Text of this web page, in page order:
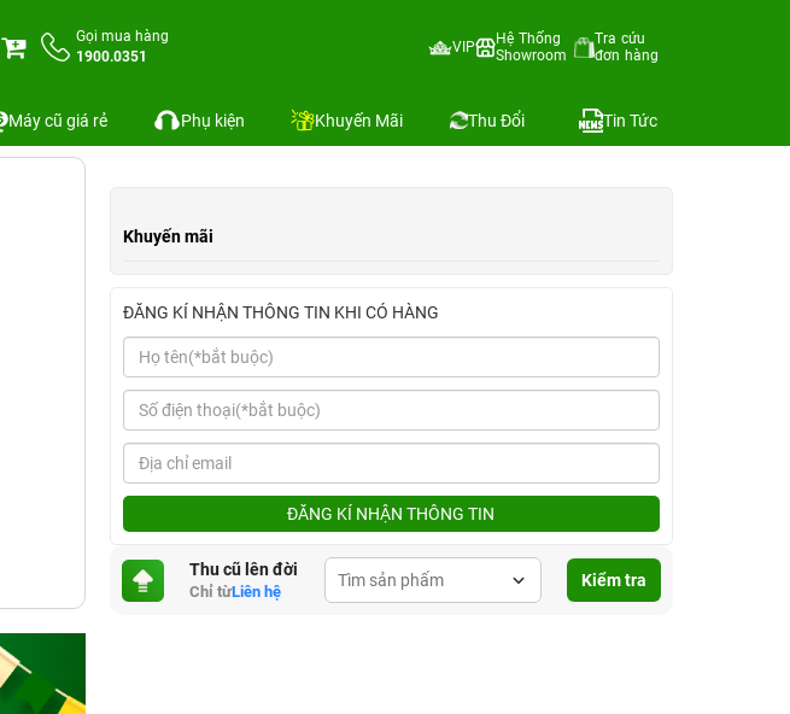
Gọi mua hàng
1900.0351
VIP
Hệ Thống
Showroom
Tra cứu
đơn hàng
Máy cũ giá rẻ Phụ kiện Khuyến Mãi Thu Đổi Tin Tức
Khuyến mãi
ĐĂNG KÍ NHẬN THÔNG TIN KHI CÓ HÀNG
ĐĂNG KÍ NHẬN THÔNG TIN
Thu cũ lên đời
Chỉ từLiên hệ
Kiểm tra